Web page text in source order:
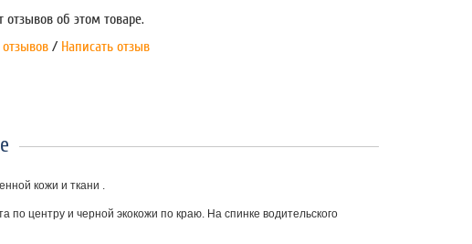
отзывов об этом товаре.
/ Написать отзыв
кожи и ткани .
по центру и черной экокожи по краю. На спинке водительского